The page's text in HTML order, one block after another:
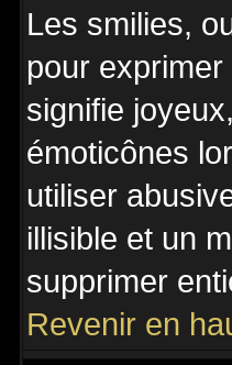
Les smilies,
pour
signifie
émoticônes
utiliser
illisible et un
supprimer
Revenir en